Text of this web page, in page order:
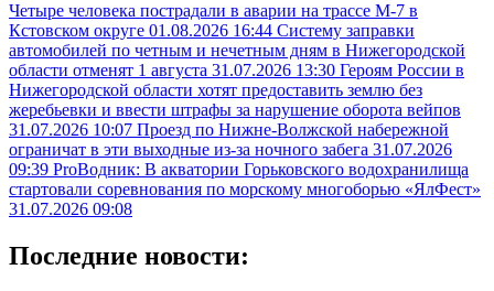
Четыре человека пострадали в аварии на трассе М-7 в
Кстовском округе 01.08.2026 16:44 Систему заправки
автомобилей по четным и нечетным дням в Нижегородской
области отменят 1 августа 31.07.2026 13:30 Героям России в
Нижегородской области хотят предоставить землю без
жеребьевки и ввести штрафы за нарушение оборота вейпов
31.07.2026 10:07 Проезд по Нижне-Волжской набережной
ограничат в эти выходные из-за ночного забега 31.07.2026
09:39 ProВодник: В акватории Горьковского водохранилища
стартовали соревнования по морскому многоборью «ЯлФест»
31.07.2026 09:08
Последние новости: